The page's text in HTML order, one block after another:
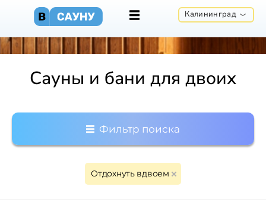
Калининград
Сауны и бани для двоих
Фильтр поиска
Отдохнуть вдвоем